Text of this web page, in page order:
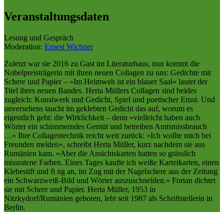
Veranstaltungsdaten
Lesung und Gespräch
Moderation: Ernest Wichner
Zuletzt war sie 2016 zu Gast im Literaturhaus, nun kommt die
Nobelpreisträgerin mit ihren neuen Collagen zu uns: Gedichte mit
Schere und Papier – »Im Heimweh ist ein blauer Saal« lautet der
Titel ihres neuen Bandes. Herta Müllers Collagen sind beides
zugleich: Kunstwerk und Gedicht, Spiel und poetischer Ernst. Und
unversehens taucht im geklebten Gedicht das auf, worum es
eigentlich geht: die Wirklichkeit – denn »vielleicht haben auch
Wörter ein schimmerndes Gemüt und betreiben Amtsmissbrauch
…« Ihre Collagentechnik reicht weit zurück: »Ich wollte mich bei
Freunden melden«, schreibt Herta Müller, kurz nachdem sie aus
Rumänien kam. »Aber die Ansichtskarten hatten so grässlich
missratene Farben. Eines Tages kaufte ich weiße Karteikarten, einen
Klebestift und fi ng an, im Zug mit der Nagelschere aus der Zeitung
ein Schwarzweiß-Bild und Wörter auszuschneiden.« Fortan dichtet
sie mit Schere und Papier. Herta Müller, 1953 in
Nitzkydorf/Rumänien geboren, lebt seit 1987 als Schriftstellerin in
Berlin.